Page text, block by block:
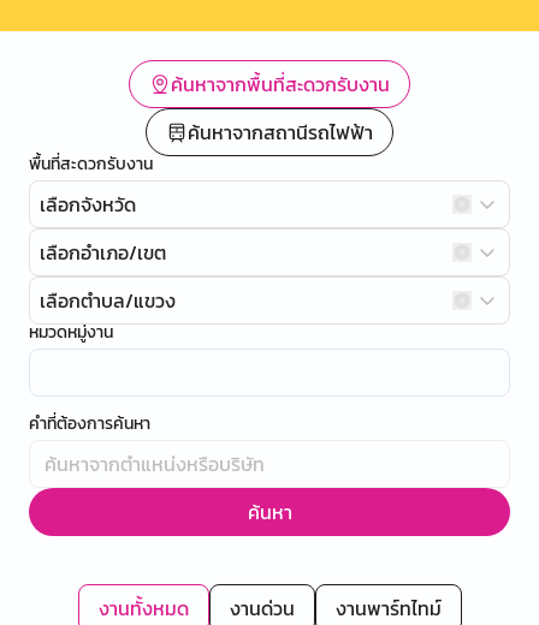
ค้นหาจากพื้นที่สะดวกรับงาน
ค้นหาจากสถานีรถไฟฟ้า
พื้นที่สะดวกรับงาน
เลือกจังหวัด
เลือกอำเภอ/เขต
เลือกตำบล/แขวง
หมวดหมู่งาน
คำที่ต้องการค้นหา
ค้นหา
งานทั้งหมด งานด่วน
งานพาร์ทไทม์